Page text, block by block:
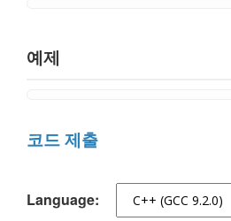
예제
코드 제출
Language: